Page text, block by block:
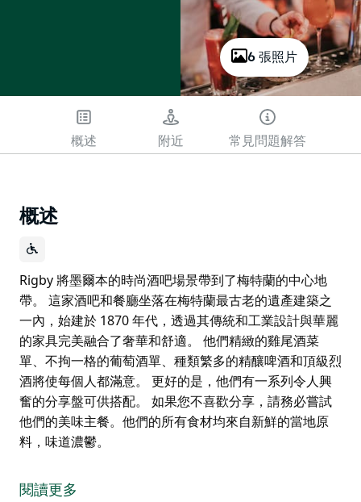
6 張照片
概述 附近 常見問題解答
概述
Rigby 將墨爾本的時尚酒吧場景帶到了梅特蘭的中心地
帶。 這家酒吧和餐廳坐落在梅特蘭最古老的遺產建築之
一內，始建於 1870 年代，透過其傳統和工業設計與華麗
的家具完美融合了奢華和舒適。 他們精緻的雞尾酒菜
單、不拘一格的葡萄酒單、種類繁多的精釀啤酒和頂級烈
酒將使每個人都滿意。 更好的是，他們有一系列令人興
奮的分享盤可供搭配。 如果您不喜歡分享，請務必嘗試
他們的美味主餐。他們的所有食材均來自新鮮的當地原
料，味道濃鬱。
帶。
閱讀更多